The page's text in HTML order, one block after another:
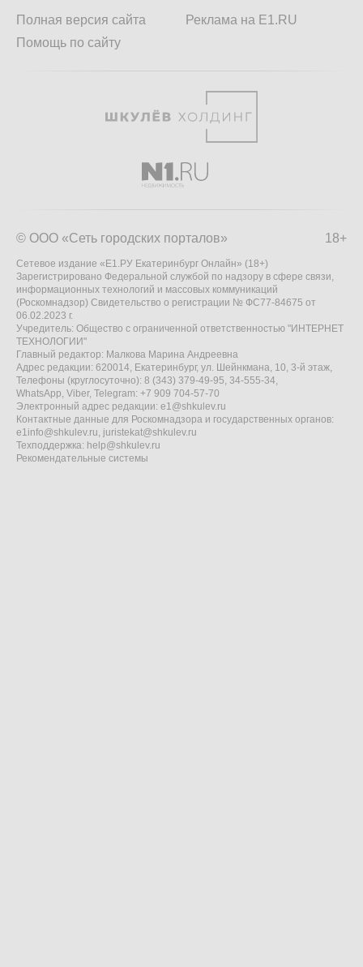
Полная версия сайта
Помощь по сайту
Реклама на E1.RU
18+
© ООО «Сеть городских порталов»
Сетевое издание «Е1.РУ Екатеринбург Онлайн» (18+)
Зарегистрировано Федеральной службой по надзору в сфере связи,
информационных технологий и массовых коммуникаций
(Роскомнадзор) Свидетельство о регистрации № ФС77-84675 от
06.02.2023 г.
Учредитель: Общество с ограниченной ответственностью "ИНТЕРНЕТ
ТЕХНОЛОГИИ"
Главный редактор: Малкова Марина Андреевна
Адрес редакции: 620014, Екатеринбург, ул. Шейнкмана, 10, 3-й этаж,
Телефоны (круглосуточно): 8 (343) 379-49-95, 34-555-34,
WhatsApp, Viber, Telegram: +7 909 704-57-70
Электронный адрес редакции: e1@shkulev.ru
Контактные данные для Роскомнадзора и государственных органов:
e1info@shkulev.ru, juristekat@shkulev.ru
Техподдержка: help@shkulev.ru
Рекомендательные системы